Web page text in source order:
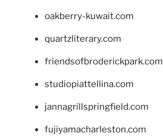
oakberry-kuwait.com
quartzliterary.com
friendsofbroderickpark.com
studiopiattellina.com
jannagrillspringfield.com
fujiyamacharleston.com